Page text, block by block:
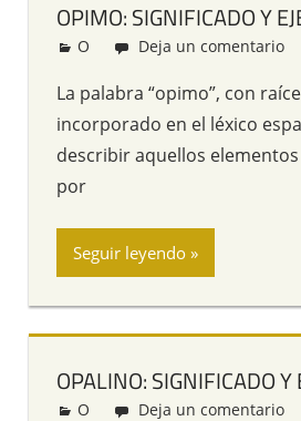
OPIMO: SIGNIFICADO Y
Redacción
O Deja un comentario
La palabra “opimo”, con
incorporado en el léxico
describir aquellos
por
Seguir leyendo
OPALINO: SIGNIFICADO Y
Redacción
O Deja un comentario